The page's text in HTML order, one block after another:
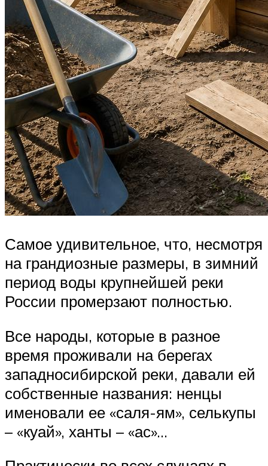
Самое удивительное, что, несмотря
на грандиозные размеры, в зимний
период воды крупнейшей реки
России промерзают полностью.
Все народы, которые в разное
время проживали на берегах
западносибирской реки, давали ей
собственные названия: ненцы
именовали ее «саля-ям», селькупы
– «куай», ханты – «ас»…